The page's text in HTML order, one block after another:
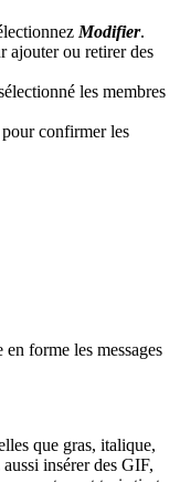
Modifier.
ajouter ou retirer des
les membres
confirmer les
forme les messages
que gras, italique,
insérer des GIF,